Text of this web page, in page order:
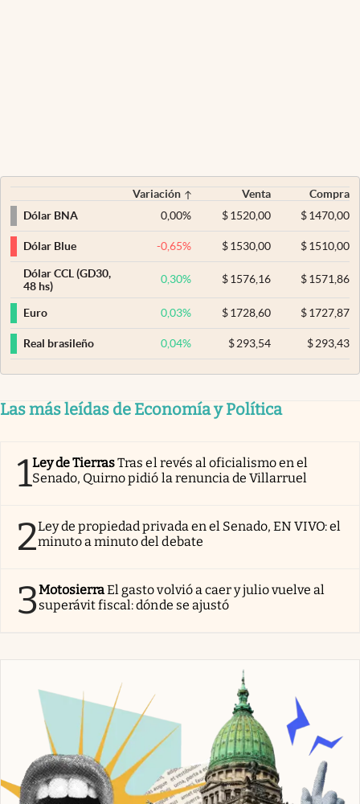
Variación Venta
Compra
Dólar BNA
0,00% $ 1520,00 $1470,00
Dólar Blue -0,65% $ 1530,00 $1510,00
Dólar CCL (GD30,
48 hs)
0,30% $ 1576,16 $1571,86
Euro 0,03% $ 1728,60 $1727,87
Real brasileño 0,04% $ 293,54 $293,43
Las más leídas de Economía y Política
1Ley de TierrasTras el revés al oficialismo en el
Senado, Quirno pidió la renuncia de Villarruel
2Ley de propiedad privada en el Senado, EN VIVO: el
minuto a minuto del debate
3MotosierraEl gasto volvió a caer y julio vuelve al
superávit fiscal: dónde se ajustó